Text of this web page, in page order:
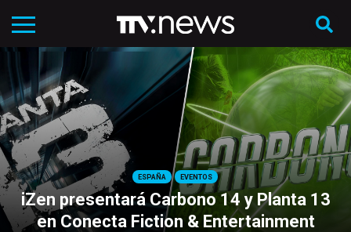
ESPAÑA EVENTOS
iZen presentará Carbono 14 y Planta 13
en Conecta Fiction & Entertainment